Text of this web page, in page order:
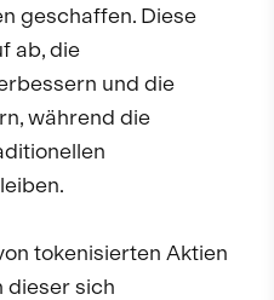
geschaffen. Diese
ab, die
und die
während die
tokenisierten Aktien
dieser sich